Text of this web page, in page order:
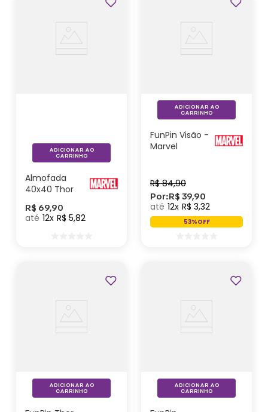
Almofada
40x40 Thor
Thunder -
Marvel
R$ 69,90
12 R$ 5,82
ADICIONAR AO
CARRINHO
FunPin Visão -
Marvel
R$ 84,90
Por:R$ 39,90
12 R$ 3,32
53%OFF
ADICIONAR AO
CARRINHO
ADICIONAR AO
CARRINHO
ADICIONAR AO
CARRINHO